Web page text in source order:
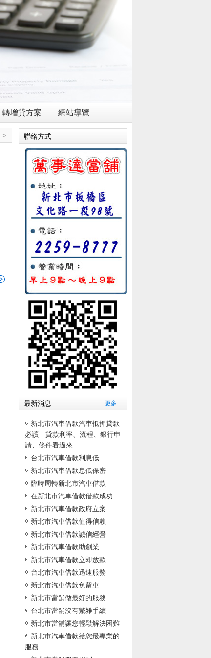
轉增貸方案 網站導覽
> 聯絡方式
最新消息 更多…
新北市汽車借款汽車抵押貸款
必讀！貸款利率、流程、銀行申
請、條件看過來
台北市汽車借款利息低
新北市汽車借款息低保密
臨時周轉新北市汽車借款
在新北市汽車借款借款成功
新北市汽車借款政府立案
新北市汽車借款值得信賴
新北市汽車借款誠信經營
新北市汽車借款助創業
新北市汽車借款立即放款
台北市汽車借款迅速服務
新北市汽車借款免留車
新北市當舖做最好的服務
台北市當舖沒有繁雜手續
新北市當舖讓您輕鬆解決困難
新北市汽車借款給您最專業的
服務